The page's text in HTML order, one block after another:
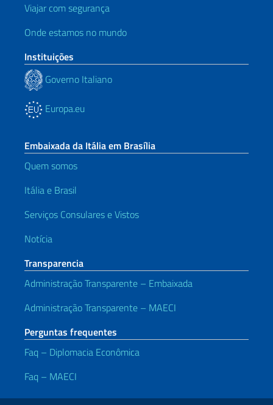
Viajar com segurança
Onde estamos no mundo
Instituições
Governo Italiano
Europa.eu
Embaixada da Itália em Brasília
Quem somos
Itália e Brasil
Serviços Consulares e Vistos
Notícia
Transparencia
Administração Transparente – Embaixada
Administração Transparente – MAECI
Perguntas frequentes
Faq – Diplomacia Econômica
Faq – MAECI